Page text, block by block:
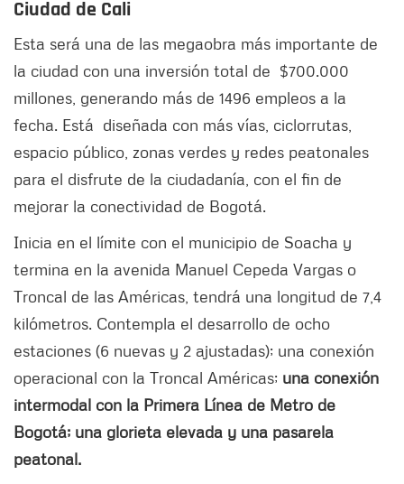
Ciudad de Cali
Esta será una de las megaobra más importante de
la ciudad con una inversión total de $700.000
millones, generando más de 1496 empleos a la
fecha. Está diseñada con más vías, ciclorrutas,
espacio público, zonas verdes y redes peatonales
para el disfrute de la ciudadanía, con el fin de
mejorar la conectividad de Bogotá.
Inicia en el límite con el municipio de Soacha y
termina en la avenida Manuel Cepeda Vargas o
Troncal de las Américas, tendrá una longitud de 7,4
kilómetros. Contempla el desarrollo de ocho
estaciones (6 nuevas y 2 ajustadas); una conexión
operacional con la Troncal Américas; una conexión
intermodal con la Primera Línea de Metro de
Bogotá; una glorieta elevada y una pasarela
peatonal.